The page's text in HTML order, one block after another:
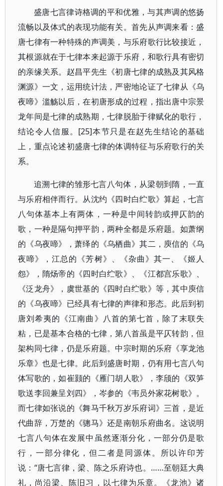
盛唐七言律诗格调的平和优雅，与其声调的悠扬
流畅以及体式的表现功能有关。首先从声调来看：盛
唐七律有一种特殊的声调美，与乐府歌行比较接近，
其根源就在于七律本来起源于乐府，和歌行具有密切
的亲缘关系。赵昌平先生《初唐七律的成熟及其风格
渊源》一文，运用统计法，严密地论证了七律从《乌
夜啼》滥觞以后，在初唐形成的过程，指出唐中宗景
龙年间是七律的成熟期，七律脱胎于律赋化的歌行，
结论令人信服。[25]本节只是在赵先生结论的基础
上，重点论述初盛唐七律的体调特征与乐府歌行的关
系。
追溯七律的雏形七言八句体，从梁朝到隋，一直
与乐府相伴而行。从沈约《四时白纻歌》算起，七言
八句体基本上有两体，一种是中间转韵或押仄韵的
歌，一种是隔句押平韵，两种全都是乐府题。如萧纲
的《乌夜啼》，萧绎的《乌栖曲》其二，庾信的《乌
夜啼》，江总的《芳树》、《杂曲》其一、《姬人
怨》，隋炀帝的《四时白纻歌》、《江都宫乐歌》、
《泛龙舟》，虞世基的《四时白纻歌》等，其中庾信
的《乌夜啼》已经具有七律的声律和形态。此后到初
唐刘希夷的《江南曲》八首的第七首，除了末联失
粘，已是基本合格的七律，第八首虽是平仄转韵，但
架构同七律，仍是乐府题。中宗时期的乐府《享龙池
乐章》也是七律。此后到盛唐时期，仍有用七言八句
体写歌的，如崔颢的《雁门胡人歌》，李颀的《双笋
歌送李回兼呈刘四》，岑参的《韦员外家花树歌》。
而七律如张说的《舞马千秋万岁乐府词》三首，是近
代曲辞，万楚的《骢马》还是南朝乐府曲名。这说明
七言八句体在发展中虽然逐渐分化，一部分仍是歌
行，一部分律化，但二者是同源体。所以许印芳
说：“唐七言律，梁、陈之乐府诗也。……至朝廷大典
礼，尚沿梁、陈旧习，以七律为乐章。《龙池》诸